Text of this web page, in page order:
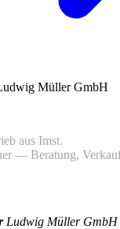
Müller GmbH
aus Imst.
— Beratung,
Ludwig Müller GmbH